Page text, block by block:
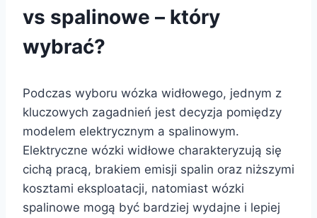
vs spalinowe – który
wybrać?
Podczas wyboru wózka widłowego, jednym z
kluczowych zagadnień jest decyzja pomiędzy
modelem elektrycznym a spalinowym.
Elektryczne wózki widłowe charakteryzują się
cichą pracą, brakiem emisji spalin oraz niższymi
kosztami eksploatacji, natomiast wózki
spalinowe mogą być bardziej wydajne i lepiej